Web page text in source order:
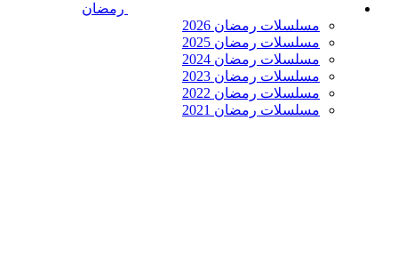
رمضان
مسلسلات رمضان 2026
مسلسلات رمضان 2025
مسلسلات رمضان 2024
مسلسلات رمضان 2023
مسلسلات رمضان 2022
مسلسلات رمضان 2021